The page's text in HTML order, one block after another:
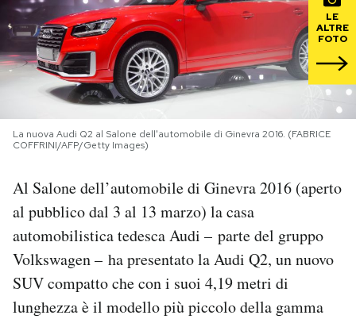
PODCAST
NEWSLETTER
I MIEI PREFERITI
SHOP
CALENDARIO
AREA PERSONALE
LE
ALTRE
FOTO
La nuova Audi Q2 al Salone dell'automobile di Ginevra 2016. (FABRICE
COFFRINI/AFP/Getty Images)
Al Salone dell’automobile di Ginevra 2016 (aperto
al pubblico dal 3 al 13 marzo) la casa
automobilistica tedesca Audi – parte del gruppo
Volkswagen – ha presentato la Audi Q2, un nuovo
SUV compatto che con i suoi 4,19 metri di
lunghezza è il modello più piccolo della gamma